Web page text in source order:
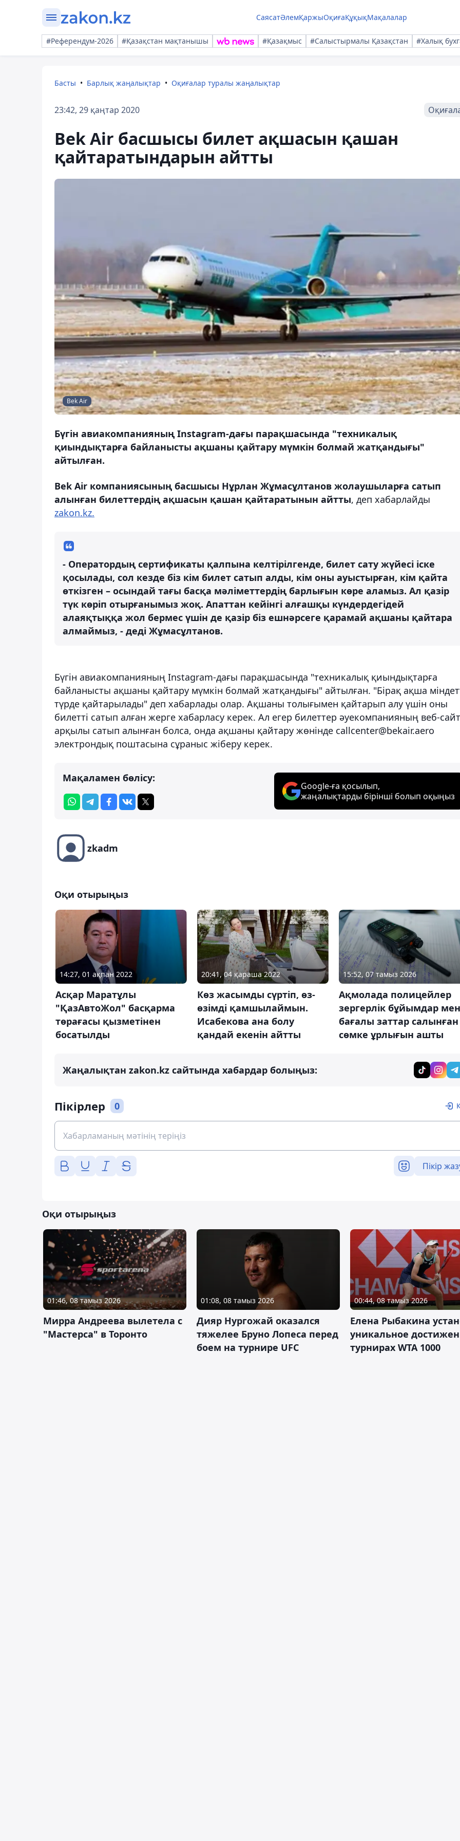
СаясатӘлемҚаржыОқиғаҚұқықМақалалар
#Референдум-2026 #Қазақстан мақтанышы #Қазақмыс #Салыстырмалы Қазақстан #Халық
Басты Барлық жаңалықтар Оқиғалар туралы жаңалықтар
23:42, 29 қаңтар 2020
Bek Air басшысы билет ақшасын қашан
қайтаратындарын айтты
Bek Air
Бүгін авиакомпанияның Instagram-дағы парақшасында "техникалық
қиындықтарға байланысты ақшаны қайтару мүмкін болмай жатқандығы"
айтылған.
Bek Air компаниясының басшысы Нұрлан Жұмасұлтанов жолаушыларға сатып
алынған билеттердің ақшасын қашан қайтаратынын айтты, деп хабарлайды
zakon.kz.
- Оператордың сертификаты қалпына келтірілгенде, билет сату жүйесі іске
қосылады, сол кезде біз кім билет сатып алды, кім оны ауыстырған, кім қайта
өткізген – осындай тағы басқа мәліметтердің барлығын көре аламыз. Ал қазір
түк көріп отырғанымыз жоқ. Апаттан кейінгі алғашқы күндердегідей
алаяқтыққа жол бермес үшін де қазір біз ешнәрсеге қарамай ақшаны қайтара
алмаймыз, - деді Жұмасұлтанов.
Бүгін авиакомпанияның Instagram-дағы парақшасында "техникалық қиындықтарға
байланысты ақшаны қайтару мүмкін болмай жатқандығы" айтылған. "Бірақ ақша
түрде қайтарылады" деп хабарлады олар. Ақшаны толығымен қайтарып алу үшін оны
билетті сатып алған жерге хабарласу керек. Ал егер билеттер әуекомпанияның веб-
арқылы сатып алынған болса, онда ақшаны қайтару жөнінде callcenter@bekair.aero
электрондық поштасына сұраныс жіберу керек.
Мақаламен бөлісу:
Google-ға қосылып,
жаңалықтарды бірінші болып оқыңыз
zkadm
Оқи отырыңыз
14:27, 01 ақпан 2022
Асқар Маратұлы
"ҚазАвтоЖол" басқарма
төрағасы қызметінен
босатылды
20:41, 04 қараша 2022
Көз жасымды сүртіп, өз-
өзімді қамшылаймын.
Исабекова ана болу
қандай екенін айтты
15:52, 07 тамыз 2026
Ақмолада полицейлер
зергерлік бұйымдар мен
бағалы заттар салынған
сөмке ұрлығын ашты
Жаңалықтан zakon.kz сайтында хабардар болыңыз:
Пікірлер 0
Пікір
Оқи отырыңыз
01:46, 08 тамыз 2026
Мирра Андреева вылетела с
"Мастерса" в Торонто
01:08, 08 тамыз 2026
Дияр Нургожай оказался
тяжелее Бруно Лопеса перед
боем на турнире UFC
00:44, 08 тамыз 2026
Елена Рыбакина
уникальное
турнирах WTA 1000